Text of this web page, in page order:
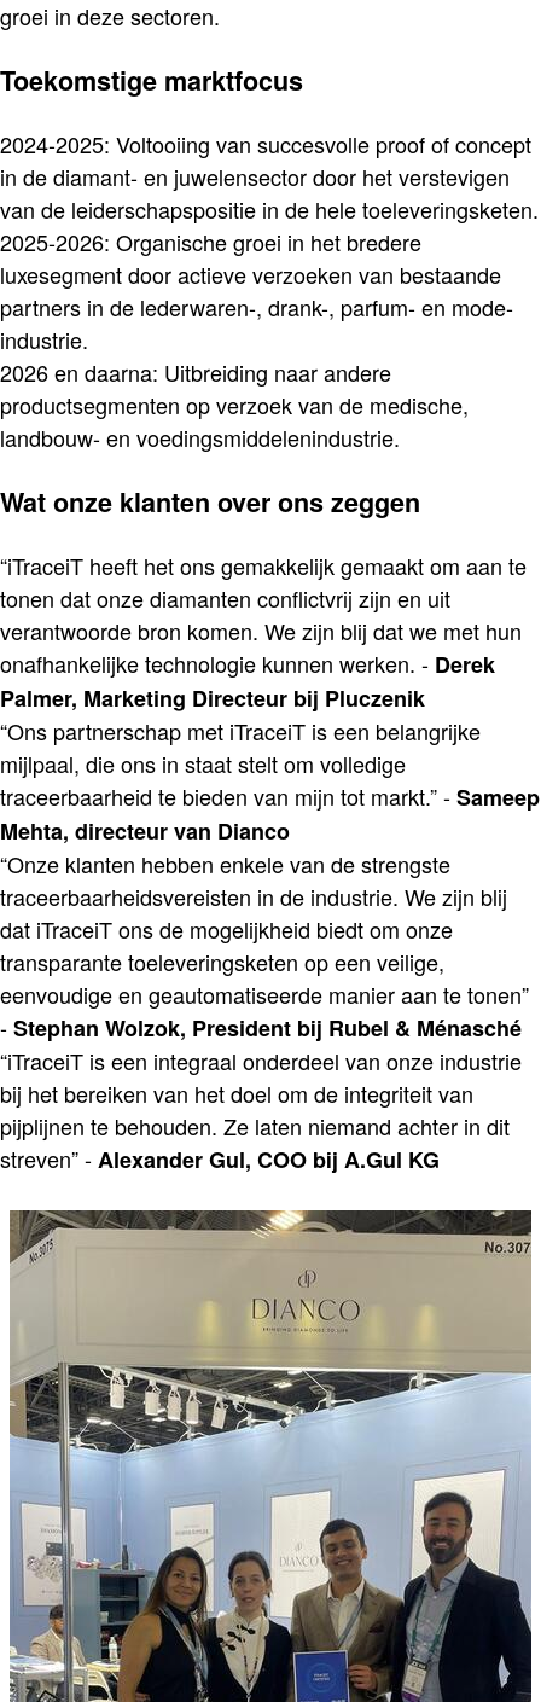
groei in deze sectoren.
Toekomstige marktfocus
2024-2025: Voltooiing van succesvolle proof of concept
in de diamant- en juwelensector door het verstevigen
van de leiderschapspositie in de hele toeleveringsketen.
2025-2026: Organische groei in het bredere
luxesegment door actieve verzoeken van bestaande
partners in de lederwaren-, drank-, parfum- en mode-
industrie.
2026 en daarna: Uitbreiding naar andere
productsegmenten op verzoek van de medische,
landbouw- en voedingsmiddelenindustrie.
Wat onze klanten over ons zeggen
“iTraceiT heeft het ons gemakkelijk gemaakt om aan te
tonen dat onze diamanten conflictvrij zijn en uit
verantwoorde bron komen. We zijn blij dat we met hun
onafhankelijke technologie kunnen werken. - Derek
Palmer, Marketing Directeur bij Pluczenik
“Ons partnerschap met iTraceiT is een belangrijke
mijlpaal, die ons in staat stelt om volledige
traceerbaarheid te bieden van mijn tot markt.” -Sameep
Mehta, directeur van Dianco
“Onze klanten hebben enkele van de strengste
traceerbaarheidsvereisten in de industrie. We zijn blij
dat iTraceiT ons de mogelijkheid biedt om onze
transparante toeleveringsketen op een veilige,
eenvoudige en geautomatiseerde manier aan te tonen”
-Stephan Wolzok, President bij Rubel & Ménasché
“iTraceiT is een integraal onderdeel van onze industrie
bij het bereiken van het doel om de integriteit van
pijplijnen te behouden. Ze laten niemand achter in dit
streven” -Alexander Gul, COO bij A.Gul KG